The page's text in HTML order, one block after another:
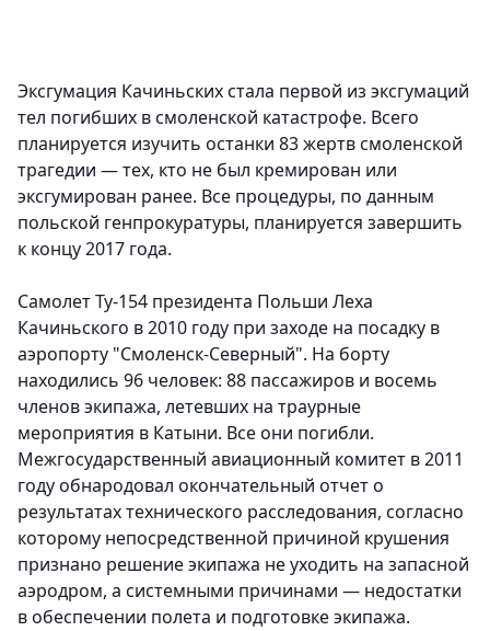
Эксгумация Качиньских стала первой из эксгумаций
тел погибших в смоленской катастрофе. Всего
планируется изучить останки 83 жертв смоленской
трагедии — тех, кто не был кремирован или
эксгумирован ранее. Все процедуры, по данным
польской генпрокуратуры, планируется завершить
к концу 2017 года.
Самолет Ту-154 президента Польши Леха
Качиньского в 2010 году при заходе на посадку в
аэропорту "Смоленск-Северный". На борту
находились 96 человек: 88 пассажиров и восемь
членов экипажа, летевших на траурные
мероприятия в Катыни. Все они погибли.
Межгосударственный авиационный комитет в 2011
году обнародовал окончательный отчет о
результатах технического расследования, согласно
которому непосредственной причиной крушения
признано решение экипажа не уходить на запасной
аэродром, а системными причинами — недостатки
в обеспечении полета и подготовке экипажа.